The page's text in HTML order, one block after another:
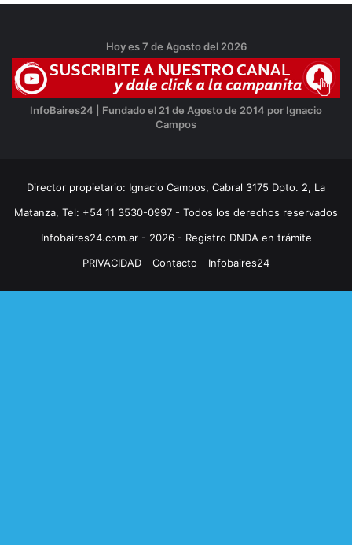
Hoy es 7 de Agosto del 2026
InfoBaires24 | Fundado el 21 de Agosto de 2014 por Ignacio
Campos
Director propietario: Ignacio Campos, Cabral 3175 Dpto. 2, La
Matanza, Tel: +54 11 3530-0997 - Todos los derechos reservados
Infobaires24.com.ar - 2026 - Registro DNDA en trámite
PRIVACIDAD
Contacto Infobaires24